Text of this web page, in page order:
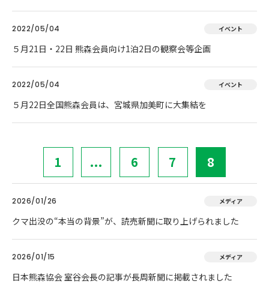
2022/05/04 イベント
５月21日・22日 熊森会員向け1泊2日の観察会等企画
2022/05/04 イベント
５月22日全国熊森会員は、宮城県加美町に大集結を
1 ... 6 7 8
2026/01/26 メディア
クマ出没の“本当の背景”が、読売新聞に取り上げられました
2026/01/15 メディア
日本熊森協会 室谷会長の記事が長周新聞に掲載されました